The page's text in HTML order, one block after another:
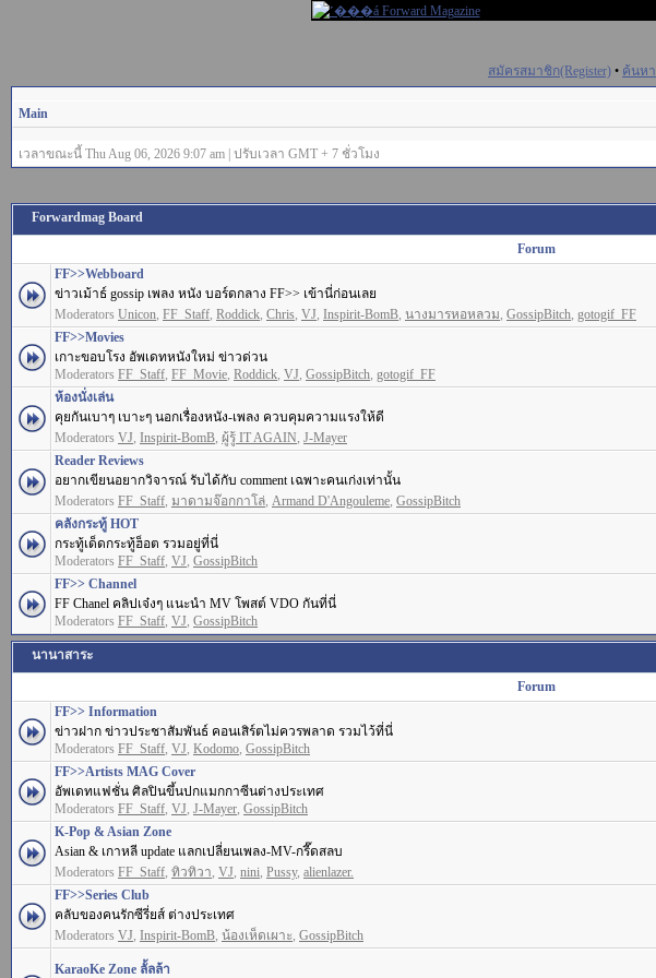
สมัครสมาชิก(Register) • ค้นหา
Main
เวลาขณะนี้ Thu Aug 06, 2026 9:07 am | ปรับเวลา GMT + 7 ชั่วโมง
Forwardmag Board
Forum
FF>>Webboard
ข่าวเม้าธ์ gossip เพลง หนัง บอร์ดกลาง FF>> เข้านี่ก่อนเลย
Moderators Unicon, FF_Staff, Roddick, Chris, VJ, Inspirit-BomB, นางมารหอหลวม, GossipBitch, gotogif_FF
FF>>Movies
เกาะขอบโรง อัพเดทหนังใหม่ ข่าวด่วน
Moderators FF_Staff, FF_Movie, Roddick, VJ, GossipBitch, gotogif_FF
ห้องนั่งเล่น
คุยกันเบาๆ เบาะๆ นอกเรื่องหนัง-เพลง ควบคุมความแรงให้ดี
Moderators VJ, Inspirit-BomB, ผู้รู้ IT AGAIN, J-Mayer
Reader Reviews
อยากเขียนอยากวิจารณ์ รับได้กับ comment เฉพาะคนเก่งเท่านั้น
Moderators FF_Staff, มาดามจ๊อกกาโล่, Armand D'Angouleme, GossipBitch
คลังกระทู้ HOT
กระทู้เด็ดกระทู้ฮ็อต รวมอยู่ที่นี่
Moderators FF_Staff, VJ, GossipBitch
FF>> Channel
FF Chanel คลิปเจ๋งๆ แนะนำ MV โพสต์ VDO กันที่นี่
Moderators FF_Staff, VJ, GossipBitch
นานาสาระ
Forum
FF>> Information
ข่าวฝาก ข่าวประชาสัมพันธ์ คอนเสิร์ตไม่ควรพลาด รวมไว้ที่นี่
Moderators FF_Staff, VJ, Kodomo, GossipBitch
FF>>Artists MAG Cover
อัพเดทแฟชั่น ศิลปินขึ้นปกแมกกาซีนต่างประเทศ
Moderators FF_Staff, VJ, J-Mayer, GossipBitch
K-Pop & Asian Zone
Asian & เกาหลี update แลกเปลี่ยนเพลง-MV-กรี๊ดสลบ
Moderators FF_Staff, ทิวทิวา, VJ, nini, Pussy, alienlazer.
FF>>Series Club
คลับของคนรักซีรี่ยส์ ต่างประเทศ
Moderators VJ, Inspirit-BomB, น้องเห็ดเผาะ, GossipBitch
KaraoKe Zone ลั้ลล้า